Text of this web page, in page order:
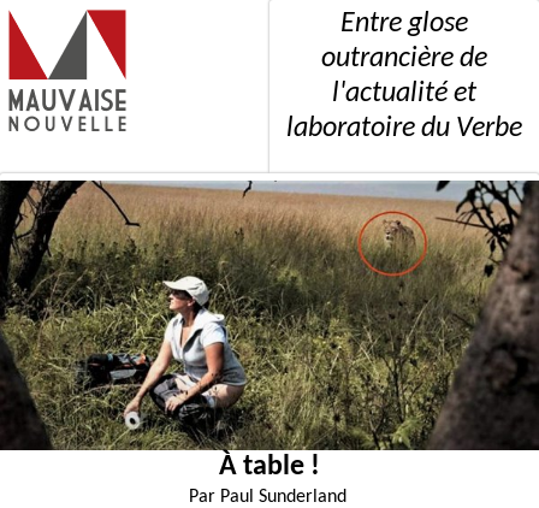
Entre glose
outrancière de
l'actualité et
laboratoire du Verbe
À table !
Par Paul Sunderland